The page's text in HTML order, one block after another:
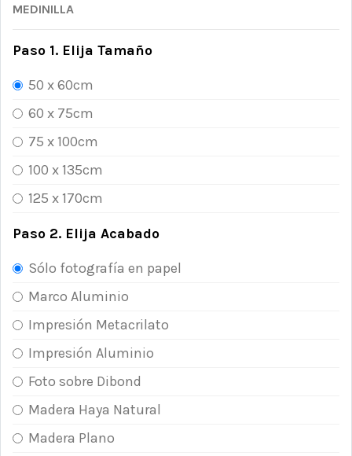
MEDINILLA
Paso 1. Elija Tamaño
50 x 60cm
60 x 75cm
75 x 100cm
100 x 135cm
125 x 170cm
Paso 2. Elija Acabado
Sólo fotografía en papel
Marco Aluminio
Impresión Metacrilato
Impresión Aluminio
Foto sobre Dibond
Madera Haya Natural
Madera Plano